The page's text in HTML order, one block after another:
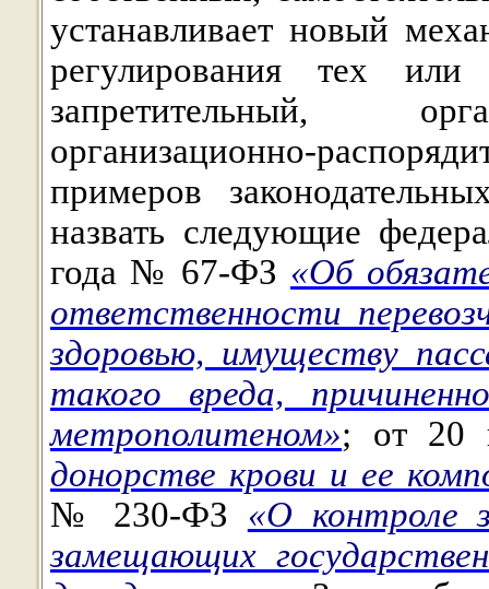
устанавливает новый
регулирования тех
запретительный,
организационно-
примеров
назвать следующие
года № 67-ФЗ «Об
ответственности
здоровью, имуществу
такого вреда,
метрополитеном»; от 20
донорстве крови и ее
№ 230-ФЗ «О контроле
замещающих